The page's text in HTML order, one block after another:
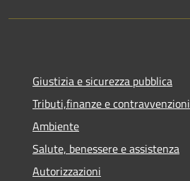
Giustizia e sicurezza pubblica
Tributi,finanze e contravvenzioni
Ambiente
Salute, benessere e assistenza
Autorizzazioni